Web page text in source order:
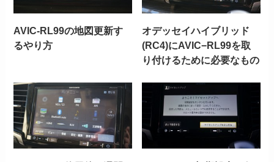
AVIC-RL99の地図更新す
るやり方
オデッセイハイブリッド
(RC4)にAVIC−RL99を取
り付けるために必要なもの